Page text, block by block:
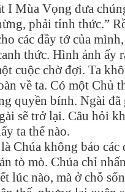
I Mùa Vọng đưa
phải tỉnh thức.”
các đầy tớ của
thức. Hình ảnh
cuộc chờ đợi. Ta
về ta. Có một Chủ
quyền bính. Ngài
sẽ trở lại. Câu hỏi
ta thế nào.
Chúa không bảo
tò mò. Chúa chỉ
lúc nào, mà ở chỗ